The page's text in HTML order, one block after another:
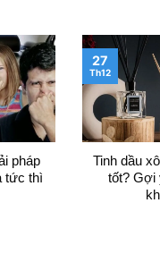
pháp
tức thì
Tinh dầu
tốt? Gợi
27
Th12